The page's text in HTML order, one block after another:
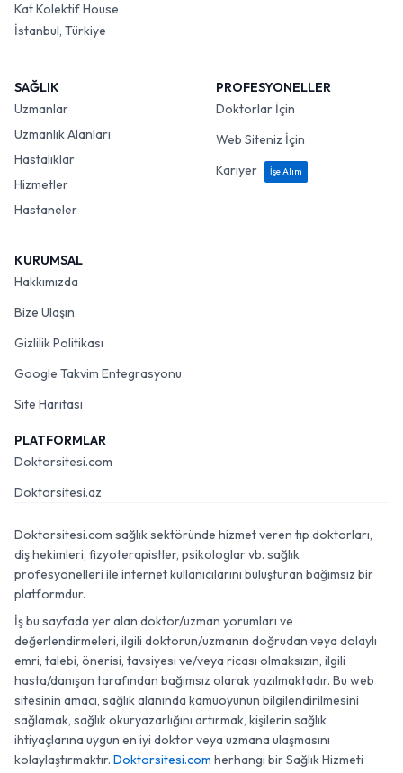
Kat Kolektif House
İstanbul, Türkiye
SAĞLIK
Uzmanlar
Uzmanlık Alanları
Hastalıklar
Hizmetler
Hastaneler
PROFESYONELLER
Doktorlar İçin
Web Siteniz İçin
Kariyer
İşe Alım
KURUMSAL
Hakkımızda
Bize Ulaşın
Gizlilik Politikası
Google Takvim Entegrasyonu
Site Haritası
PLATFORMLAR
Doktorsitesi.com
Doktorsitesi.az
Doktorsitesi.com sağlık sektöründe hizmet veren tıp doktorları,
diş hekimleri, fizyoterapistler, psikologlar vb. sağlık
profesyonelleri ile internet kullanıcılarını buluşturan bağımsız bir
platformdur.
İş bu sayfada yer alan doktor/uzman yorumları ve
değerlendirmeleri, ilgili doktorun/uzmanın doğrudan veya dolaylı
emri, talebi, önerisi, tavsiyesi ve/veya ricası olmaksızın, ilgili
hasta/danışan tarafından bağımsız olarak yazılmaktadır. Bu web
sitesinin amacı, sağlık alanında kamuoyunun bilgilendirilmesini
sağlamak, sağlık okuryazarlığını artırmak, kişilerin sağlık
ihtiyaçlarına uygun en iyi doktor veya uzmana ulaşmasını
kolaylaştırmaktır. Doktorsitesi.com herhangi bir Sağlık Hizmeti